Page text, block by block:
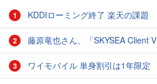
1 KDDIローミング終了 楽天の課題
2 藤原竜也さん、「SKYSEA Client View」新CMで「AI労務改善」をアピー
3 ワイモバイル 単身割引は1年限定